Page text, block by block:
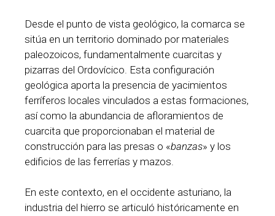
Desde el punto de vista geológico, la comarca se
sitúa en un territorio dominado por materiales
paleozoicos, fundamentalmente cuarcitas y
pizarras del Ordovícico. Esta configuración
geológica aporta la presencia de yacimientos
ferríferos locales vinculados a estas formaciones,
así como la abundancia de afloramientos de
cuarcita que proporcionaban el material de
construcción para las presas o «banzas» y los
edificios de las ferrerías y mazos.
En este contexto, en el occidente asturiano, la
industria del hierro se articuló históricamente en